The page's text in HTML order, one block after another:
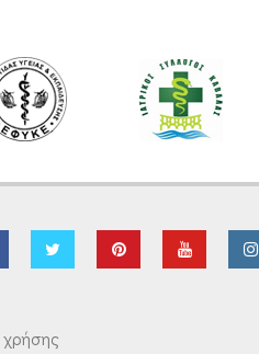
χρήσης